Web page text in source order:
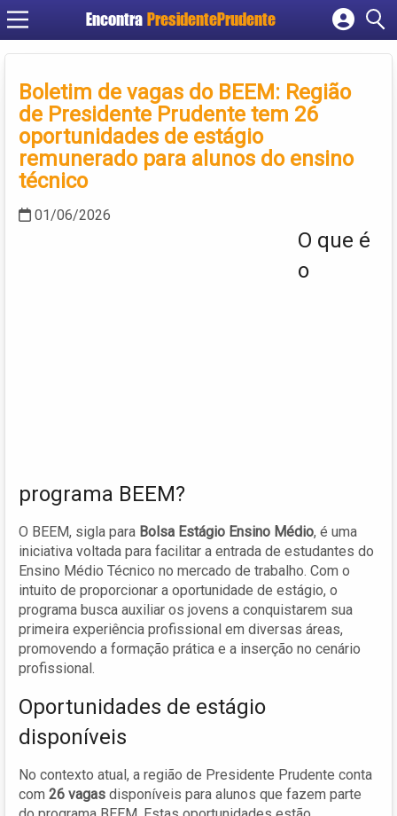
Encontra PresidentePrudente
Cadastrar empresa
Criar conta
Boletim de vagas do BEEM: Região
de Presidente Prudente tem 26
oportunidades de estágio
remunerado para alunos do ensino
técnico
01/06/2026
O que é
o
programa BEEM?
O BEEM, sigla para Bolsa Estágio Ensino Médio, é uma
iniciativa voltada para facilitar a entrada de estudantes do
Ensino Médio Técnico no mercado de trabalho. Com o
intuito de proporcionar a oportunidade de estágio, o
programa busca auxiliar os jovens a conquistarem sua
primeira experiência profissional em diversas áreas,
promovendo a formação prática e a inserção no cenário
profissional.
Oportunidades de estágio
disponíveis
No contexto atual, a região de Presidente Prudente conta
com 26 vagas disponíveis para alunos que fazem parte